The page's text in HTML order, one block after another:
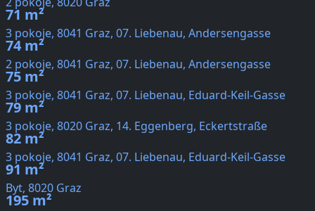
71 m²
3 pokoje, 8041 Graz, 07. Liebenau, Andersengasse
74 m²
2 pokoje, 8041 Graz, 07. Liebenau, Andersengasse
75 m²
3 pokoje, 8041 Graz, 07. Liebenau, Eduard-Keil-Gasse
79 m²
3 pokoje, 8020 Graz, 14. Eggenberg, Eckertstraße
82 m²
3 pokoje, 8041 Graz, 07. Liebenau, Eduard-Keil-Gasse
91 m²
Byt, 8020 Graz
195 m²